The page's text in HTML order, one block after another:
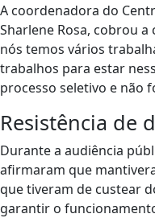
A coordenadora do
Sharlene Rosa, cobrou
nós temos vários
trabalhos para estar
processo seletivo e não
Resistência de
Durante a audiência
afirmaram que
que tiveram de custear
garantir o